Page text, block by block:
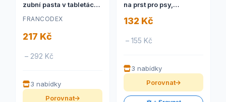
zubní pasta v tabletách
FRANCODEX
217 Kč
– 292 Kč
3 nabídky
Porovnat
na prst pro psy,
132 Kč
– 155 Kč
3 nabídky
Porovnat